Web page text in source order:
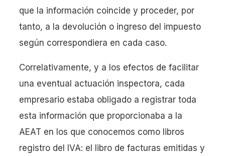
que la información coincide y proceder, por
tanto, a la devolución o ingreso del impuesto
según correspondiera en cada caso.
Correlativamente, y a los efectos de facilitar
una eventual actuación inspectora, cada
empresario estaba obligado a registrar toda
esta información que proporcionaba a la
AEAT en los que conocemos como libros
registro del IVA: el libro de facturas emitidas y